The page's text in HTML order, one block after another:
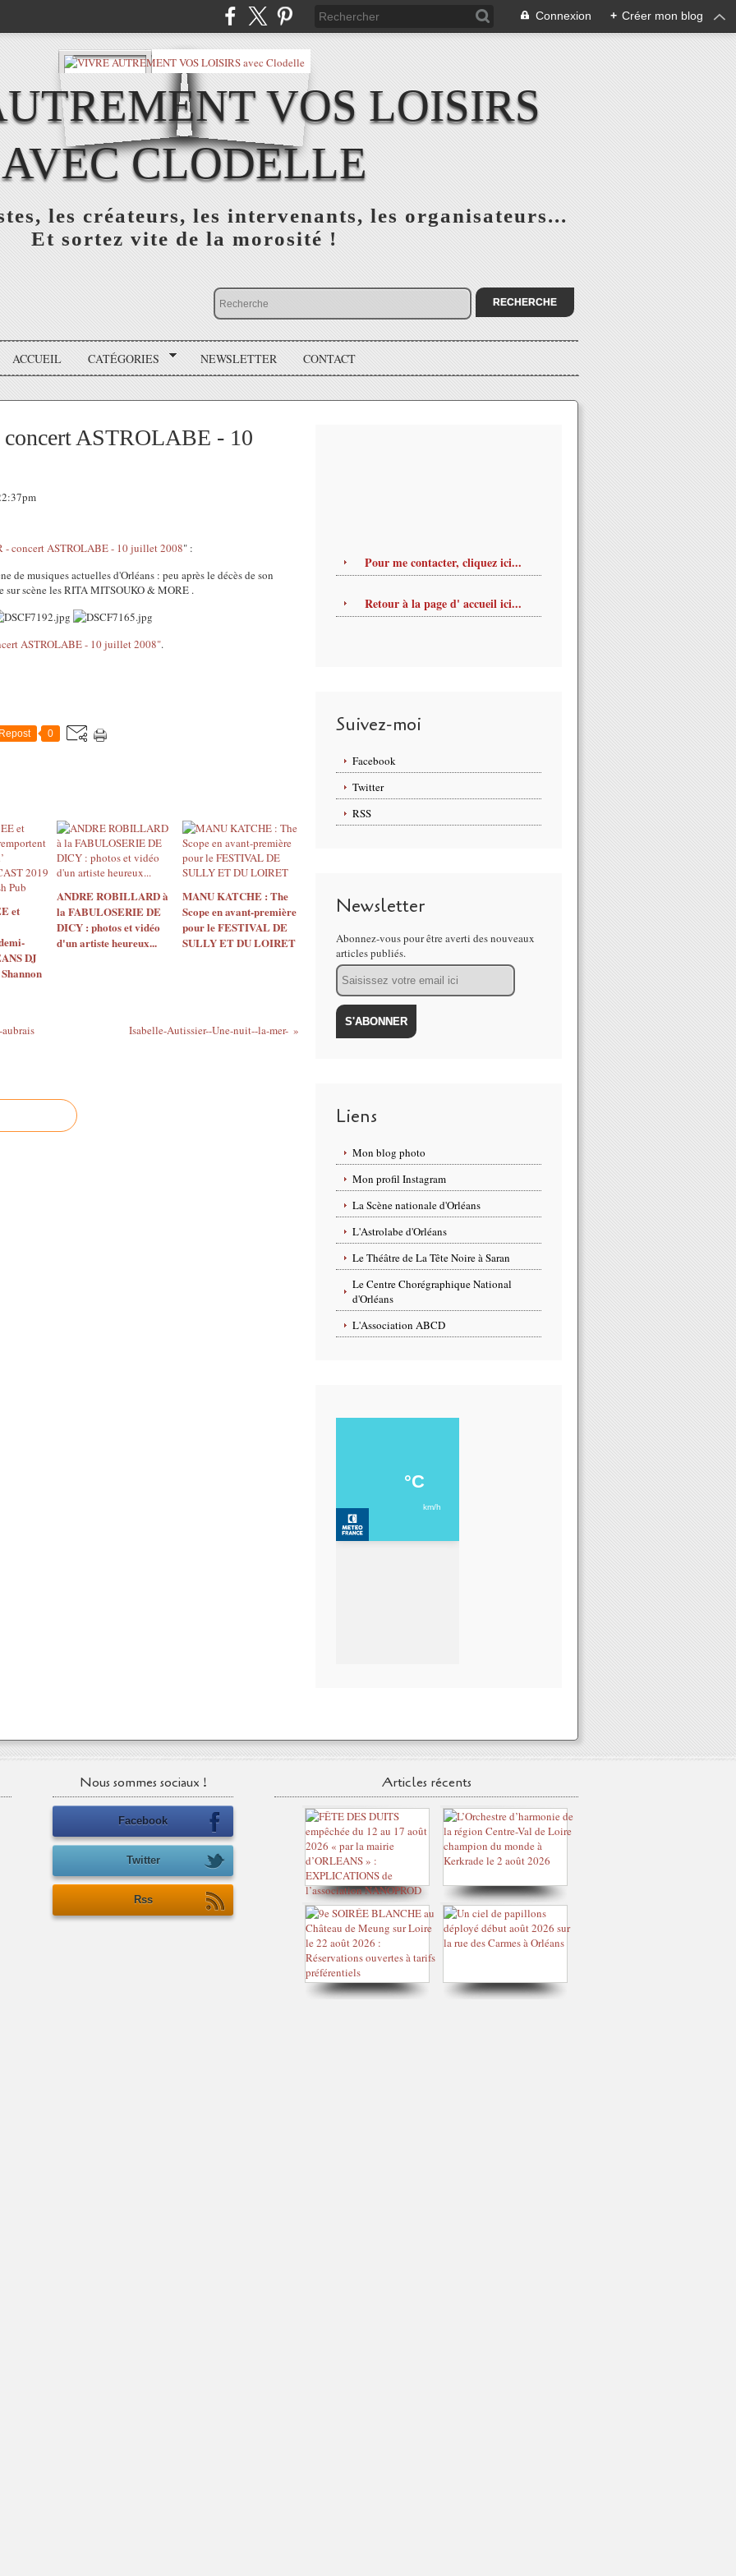
Connexion + Créer mon blog
VOS LOISIRS
AVEC CLODELLE
les créateurs, les intervenants, les organisateurs...
Et sortez vite de la morosité !
ACCUEIL CATÉGORIES NEWSLETTER CONTACT
ASTROLABE - 10
- concert ASTROLABE - 10 juillet 2008" :
de musiques actuelles d'Orléans : peu après le décès de son
sur scène les RITA MITSOUKO & MORE .
ASTROLABE - 10 juillet 2008".
Repost 0
et
DJ
ANDRE ROBILLARD à
la FABULOSERIE DE
DICY : photos et vidéo
d'un artiste heureux...
MANU KATCHE : The
Scope en avant-première
pour le FESTIVAL DE
SULLY ET DU LOIRET
Isabelle-Autissier--Une-nuit--la-mer-
Pour me contacter, cliquez ici...
Retour à la page d' accueil ici...
Suivez-moi
Facebook
Twitter
RSS
Newsletter
Abonnez-vous pour être averti des nouveaux
articles publiés.
Email
Liens
Mon blog photo
Mon profil Instagram
La Scène nationale d'Orléans
L'Astrolabe d'Orléans
Le Théâtre de La Tête Noire à Saran
Le Centre Chorégraphique National
d'Orléans
L'Association ABCD
Nous sommes sociaux !
Facebook
Twitter
Rss
Articles récents